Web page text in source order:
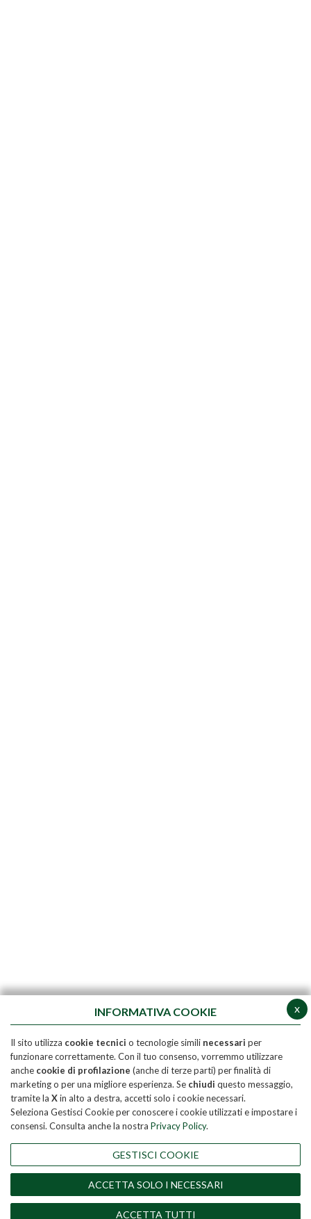
x
INFORMATIVA COOKIE
Il sito utilizza cookie tecnici o tecnologie simili necessari per
funzionare correttamente. Con il tuo consenso, vorremmo utilizzare
anche cookie di profilazione (anche di terze parti) per finalità di
marketing o per una migliore esperienza. Se chiudi questo messaggio,
tramite la Xin alto a destra, accetti solo i cookie necessari.
Seleziona Gestisci Cookie per conoscere i cookie utilizzati e impostare i
consensi. Consulta anche la nostra Privacy Policy.
GESTISCI COOKIE
ACCETTA SOLO I NECESSARI
ACCETTA TUTTI